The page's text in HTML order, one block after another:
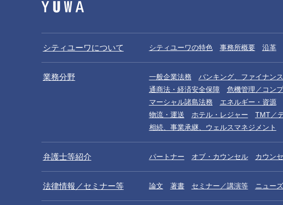
シティユーワについて シティユーワの特色 事務所概要 沿革
業務分野 一般企業法務 バンキング、ファイナン
通商法・経済安全保障
危機管理／コン
マーシャル諸島法務
エネルギー・資源
物流・運送
ホテル・レジャー TMT／
相続、事業承継、ウェルスマネジメント
弁護士等紹介 パートナー オブ・カウンセル カウン
法律情報／セミナー等 論文 著書 セミナー／講演等 ニュー